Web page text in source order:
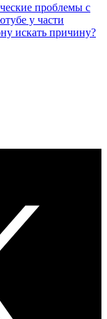
проблемы с
у части
искать причину?